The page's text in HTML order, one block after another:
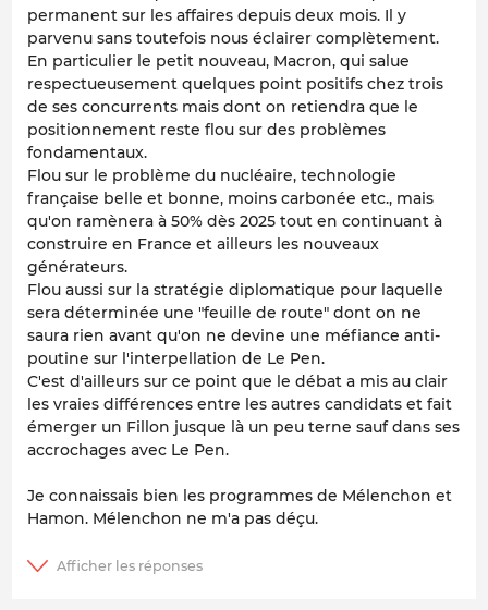
permanent sur les affaires depuis deux mois. Il y
parvenu sans toutefois nous éclairer complètement.
En particulier le petit nouveau, Macron, qui salue
respectueusement quelques point positifs chez trois
de ses concurrents mais dont on retiendra que le
positionnement reste flou sur des problèmes
fondamentaux.
Flou sur le problème du nucléaire, technologie
française belle et bonne, moins carbonée etc., mais
qu'on ramènera à 50% dès 2025 tout en continuant à
construire en France et ailleurs les nouveaux
générateurs.
Flou aussi sur la stratégie diplomatique pour laquelle
sera déterminée une "feuille de route" dont on ne
saura rien avant qu'on ne devine une méfiance anti-
poutine sur l'interpellation de Le Pen.
C'est d'ailleurs sur ce point que le débat a mis au clair
les vraies différences entre les autres candidats et fait
émerger un Fillon jusque là un peu terne sauf dans ses
accrochages avec Le Pen.
Je connaissais bien les programmes de Mélenchon et
Hamon. Mélenchon ne m'a pas déçu.